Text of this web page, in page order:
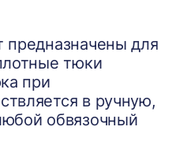
для
тюки
при
в ручную,
обвязочный